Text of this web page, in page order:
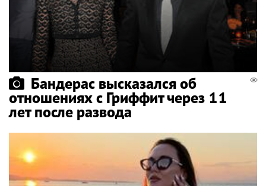
Бандерас высказался об
отношениях с Гриффит через 11
лет после развода